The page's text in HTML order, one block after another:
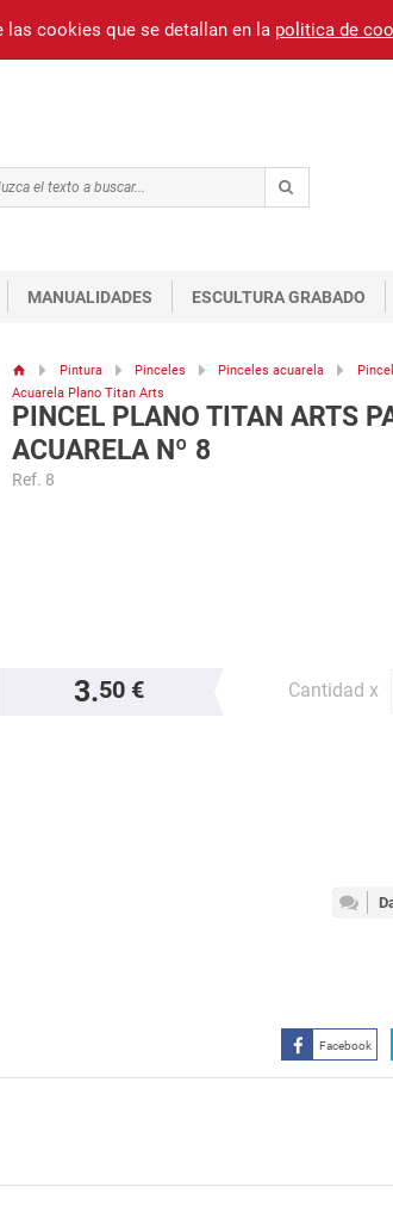
las cookies que se detallan en la politica de
MANUALIDADES ESCULTURA GRABADO
Pintura Pinceles Pinceles acuarela
Acuarela Plano Titan Arts
PINCEL PLANO TITAN ARTS
ACUARELA Nº 8
Ref. 8
3.50 € Cantidad x
Facebook